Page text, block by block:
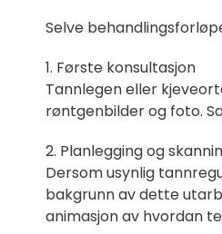
Selve
1. Første konsultasjon
Tannlegen eller
røntgenbilder og foto.
2. Planlegging og
Dersom usynlig
bakgrunn av dette
animasjon av hvordan